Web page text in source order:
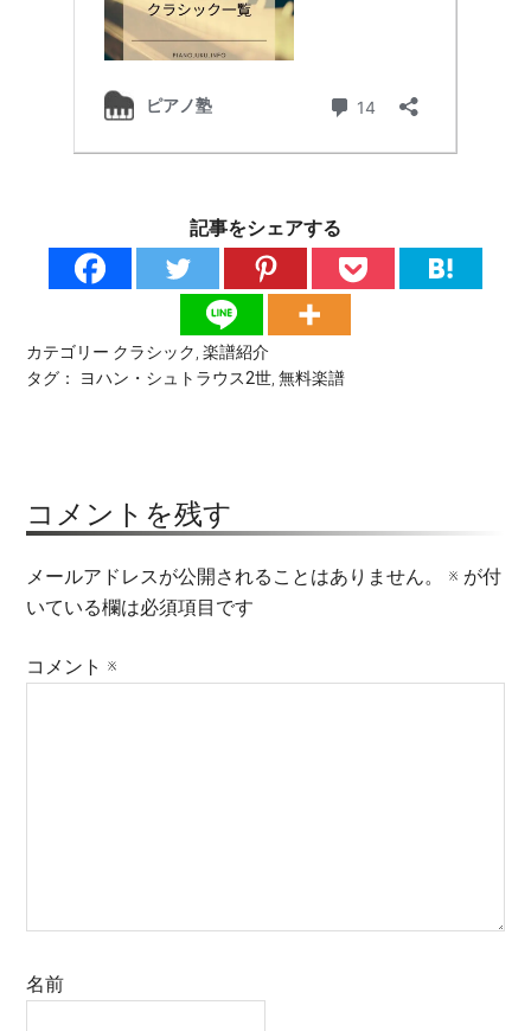
記事をシェアする
カテゴリー クラシック,楽譜紹介
タグ：
ヨハン・シュトラウス2世,無料楽譜
コメントを残す
メールアドレスが公開されることはありません。 ※ が付
いている欄は必須項目です
コメント ※
名前